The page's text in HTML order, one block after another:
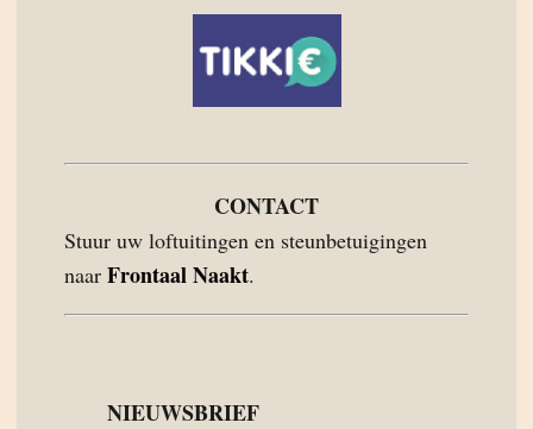
CONTACT
Stuur uw loftuitingen en steunbetuigingen
naar Frontaal Naakt.
NIEUWSBRIEF